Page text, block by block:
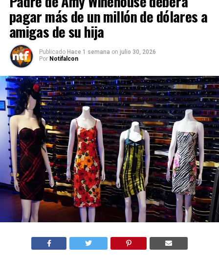
pagar más de un millón de dólares a
amigas de su hija
Publicado Hace 1 semana on julio 30, 2026
Por Notifalcon